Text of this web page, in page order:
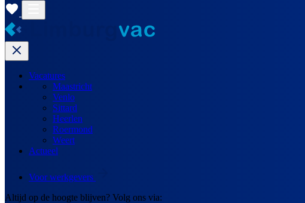
Vacatures
Maastricht
Venlo
Sittard
Heerlen
Roermond
Weert
Actueel
Voor werkgevers
Altijd op de hoogte blijven? Volg ons via: